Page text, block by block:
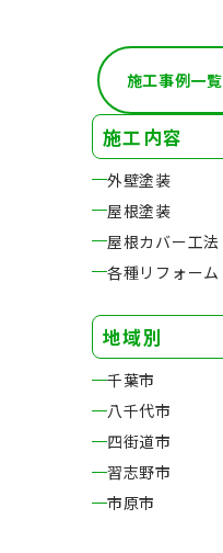
施工事例一覧
施工内容
外壁塗装
屋根塗装
屋根カバー工法
各種リフォーム
地域別
千葉市
八千代市
四街道市
習志野市
市原市